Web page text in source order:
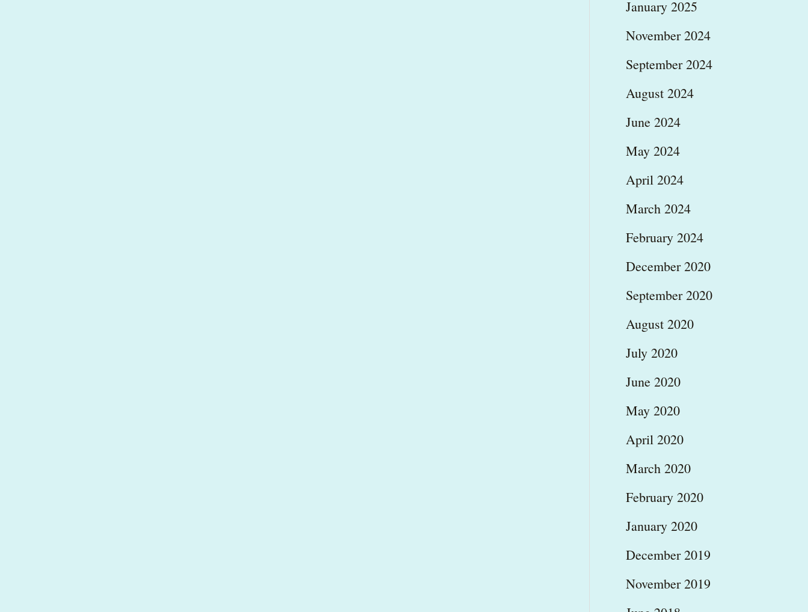
January 2025
November 2024
September 2024
August 2024
June 2024
May 2024
April 2024
March 2024
February 2024
December 2020
September 2020
August 2020
July 2020
June 2020
May 2020
April 2020
March 2020
February 2020
January 2020
December 2019
November 2019